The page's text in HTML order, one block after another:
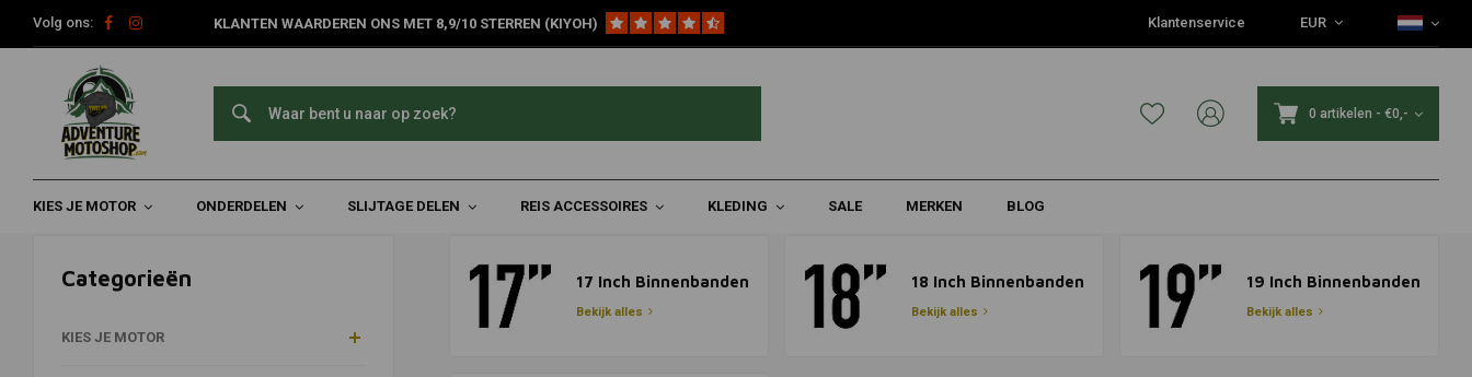
Volg ons: KLANTEN WAARDEREN ONS MET 8,9/10 STERREN (KIYOH) Klantenservice EUR
0 artikelen - €0,-
KIES JE MOTOR ONDERDELEN SLIJTAGE DELEN REIS ACCESSOIRES KLEDING SALE MERKEN BLOG
Binnenbanden
Home Slijtage Delen Banden Binnenbanden
Categorieën
KIES JE MOTOR
17 Inch Binnenbanden
Bekijk alles
18 Inch Binnenbanden
Bekijk alles
19 Inch Binnenbanden
Bekijk alles